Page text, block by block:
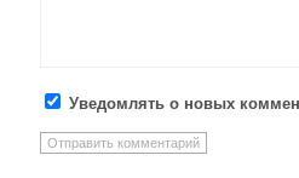
Уведомлять о новых